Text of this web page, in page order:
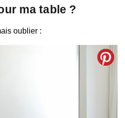
ma table ?
oublier :